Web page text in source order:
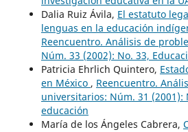
Dalia Ruiz Ávila, El estatuto
lenguas en la educación
Reencuentro. Análisis de
Núm. 33 (2002): No. 33,
Patricia Ehrlich Quintero,
en México , Reencuentro.
universitarios: Núm. 31 (2001):
educación
María de los Ángeles Cabrera,